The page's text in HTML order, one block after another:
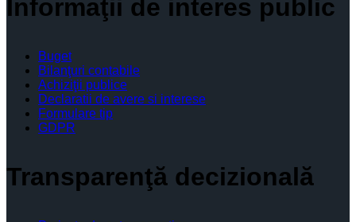
Informaţii de interes public
Buget
Bilanţuri contabile
Achiziţii publice
Declaratii de avere si interese
Formulare tip
GDPR
Transparenţă decizională